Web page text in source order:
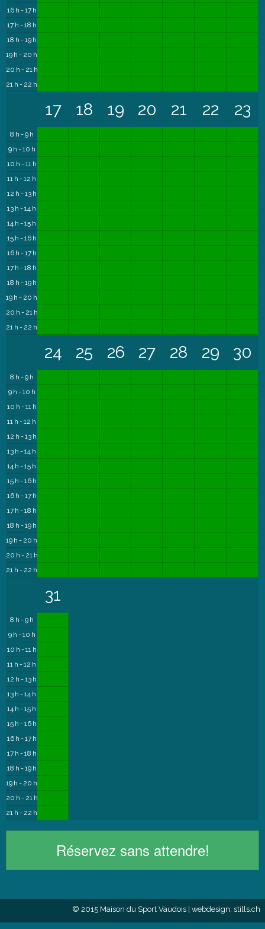
16 h - 17 h
17 h - 18 h
18 h - 19 h
19 h - 20 h
20 h - 21 h
21 h - 22 h
8 h - 9 h
9 h - 10 h
10 h - 11 h
11 h - 12 h
12 h - 13 h
13 h - 14 h
14 h - 15 h
15 h - 16 h
16 h - 17 h
17 h - 18 h
18 h - 19 h
19 h - 20 h
20 h - 21 h
21 h - 22 h
17 18 19 20 21 22 23
8 h - 9 h
9 h - 10 h
10 h - 11 h
11 h - 12 h
12 h - 13 h
13 h - 14 h
14 h - 15 h
15 h - 16 h
16 h - 17 h
17 h - 18 h
18 h - 19 h
19 h - 20 h
20 h - 21 h
21 h - 22 h
24 25 26 27 28 29 30
8 h - 9 h
9 h - 10 h
10 h - 11 h
11 h - 12 h
12 h - 13 h
13 h - 14 h
14 h - 15 h
15 h - 16 h
16 h - 17 h
17 h - 18 h
18 h - 19 h
19 h - 20 h
20 h - 21 h
21 h - 22 h
31
Réservez sans attendre!
© 2015 Maison du Sport Vaudois | webdesign: stills.ch